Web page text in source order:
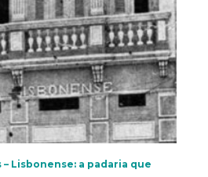
Lisbonense: a padaria que